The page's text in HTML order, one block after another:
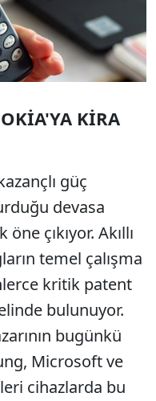
KİRA
güç
devasa
çıkıyor. Akıllı
temel çalışma
kritik patent
bulunuyor.
bugünkü
Microsoft ve
cihazlarda bu